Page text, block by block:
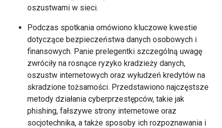
oszustwami w sieci.
Podczas spotkania omówiono kluczowe kwestie
dotyczące bezpieczeństwa danych osobowych i
finansowych. Panie prelegentki szczególną uwagę
zwróciły na rosnące ryzyko kradzieży danych,
oszustw internetowych oraz wyłudzeń kredytów na
skradzione tożsamości. Przedstawiono najczęstsze
metody działania cyberprzestępców, takie jak
phishing, fałszywe strony internetowe oraz
socjotechnika, a także sposoby ich rozpoznawania i